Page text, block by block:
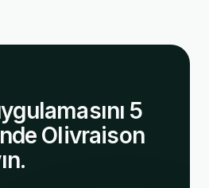
5
Olivraison